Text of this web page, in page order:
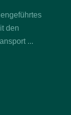
den
...